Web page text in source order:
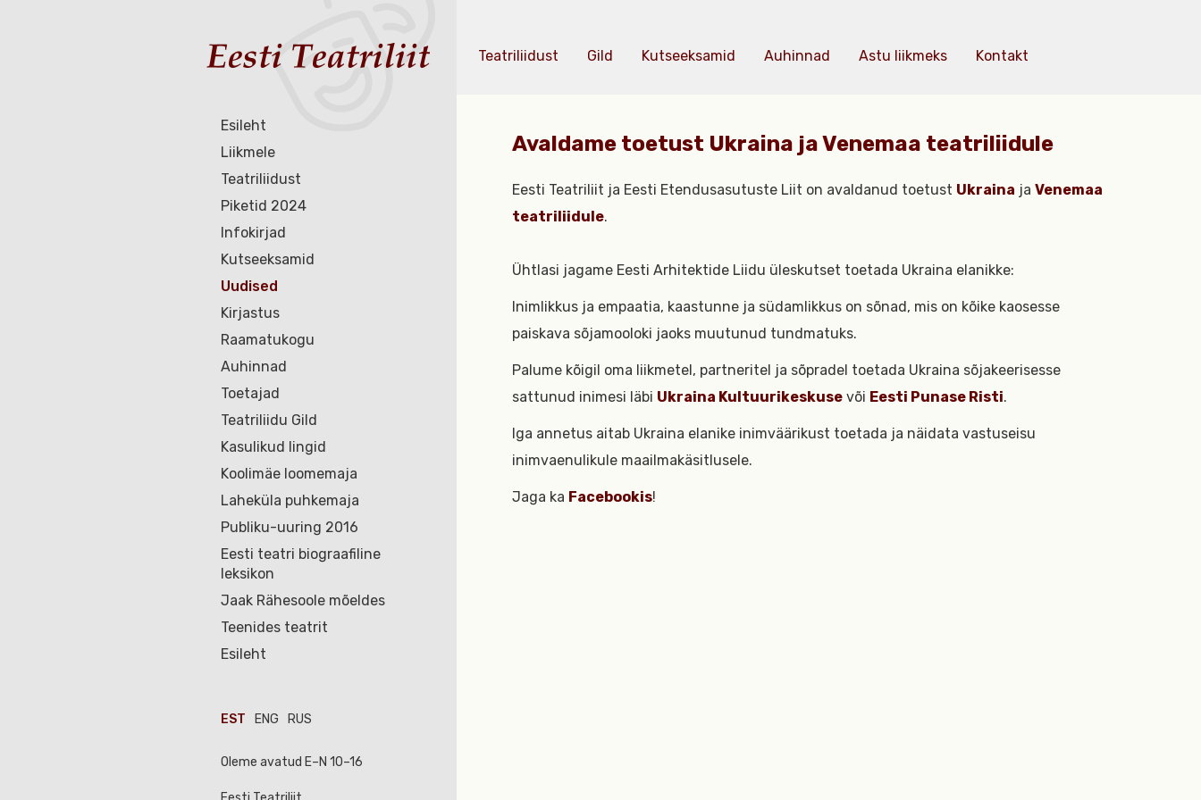
Esileht
Liikmele
Teatriliidust
Piketid 2024
Infokirjad
Kutseeksamid
Uudised
Kirjastus
Raamatukogu
Auhinnad
Toetajad
Teatriliidu Gild
Kasulikud lingid
Koolimäe loomemaja
Laheküla puhkemaja
Publiku-uuring 2016
Eesti teatri biograafiline
leksikon
Jaak Rähesoole mõeldes
Teenides teatrit
Esileht
EST ENG RUS
Oleme avatud E–N 10–16
Teatriliidust Gild Kutseeksamid Auhinnad Astu liikmeks Kontakt
Avaldame toetust Ukraina ja Venemaa teatriliidule
Eesti Teatriliit ja Eesti Etendusasutuste Liit on avaldanud toetust Ukraina ja Venemaa
teatriliidule.
Ühtlasi jagame Eesti Arhitektide Liidu üleskutset toetada Ukraina elanikke:
Inimlikkus ja empaatia, kaastunne ja südamlikkus on sõnad, mis on kõike kaosesse
paiskava sõjamooloki jaoks muutunud tundmatuks.
Palume kõigil oma liikmetel, partneritel ja sõpradel toetada Ukraina sõjakeerisesse
sattunud inimesi läbi Ukraina Kultuurikeskusevõi Eesti Punase Risti.
Iga annetus aitab Ukraina elanike inimväärikust toetada ja näidata vastuseisu
inimvaenulikule maailmakäsitlusele.
Jaga ka Facebookis!